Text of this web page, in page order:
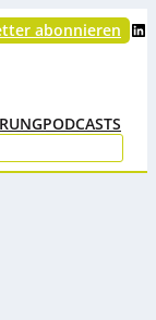
abonnieren LinkedIn
PODCASTS